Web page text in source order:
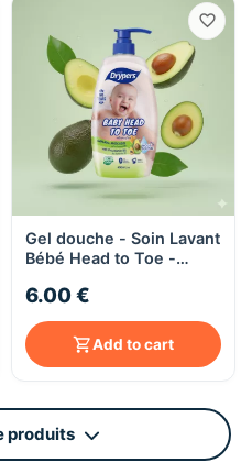
Gel douche - Soin Lavant
Bébé Head to Toe -
Cheveux et Corps -
650ML
6.00 €
Add to cart
produits